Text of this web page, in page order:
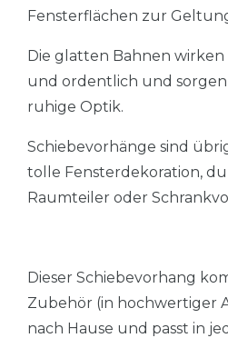
Fensterflächen zur
Die glatten Bahnen
und ordentlich und
ruhige Optik.
Schiebevorhänge sind
tolle Fensterdekoration, du
Raumteiler oder
Dieser Schiebevorhang
Zubehör (in hochwertiger
nach Hause und passt in